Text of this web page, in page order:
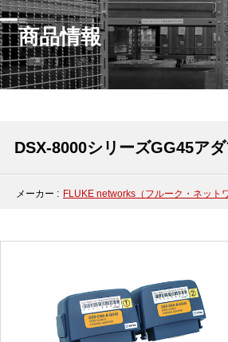
商品情報
DSX-8000シリーズGG45ア
メーカー : FLUKE networks（フルーク・ネット